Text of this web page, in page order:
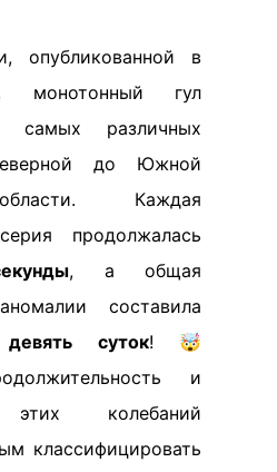
опубликованной в
монотонный гул
самых различных
до Южной
Каждая
продолжалась
, а общая
составила
девять суток! 🤯
и
этих колебаний
классифицировать